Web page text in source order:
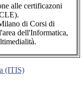
alle certificazoni
di Corsi di
dell'Informatica,
(ITIS)